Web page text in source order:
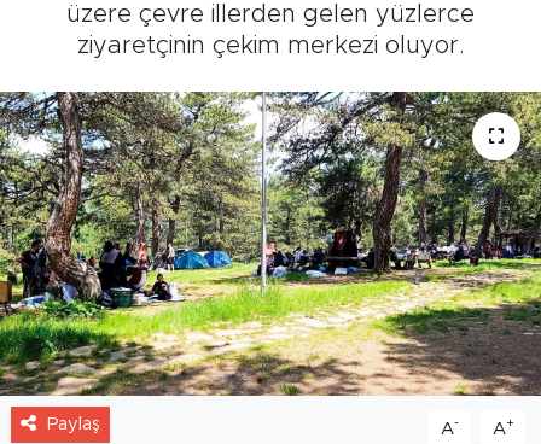
üzere çevre illerden gelen yüzlerce
ziyaretçinin çekim merkezi oluyor.
Paylaş A- A+